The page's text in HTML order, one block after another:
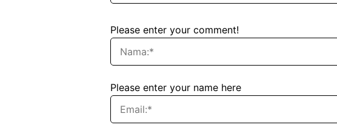
Please enter your comment!
Please enter your name here